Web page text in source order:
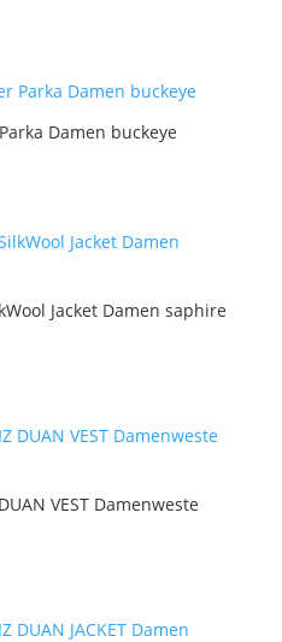
Damen buckeye
Jacket Damen saphire
VEST Damenweste